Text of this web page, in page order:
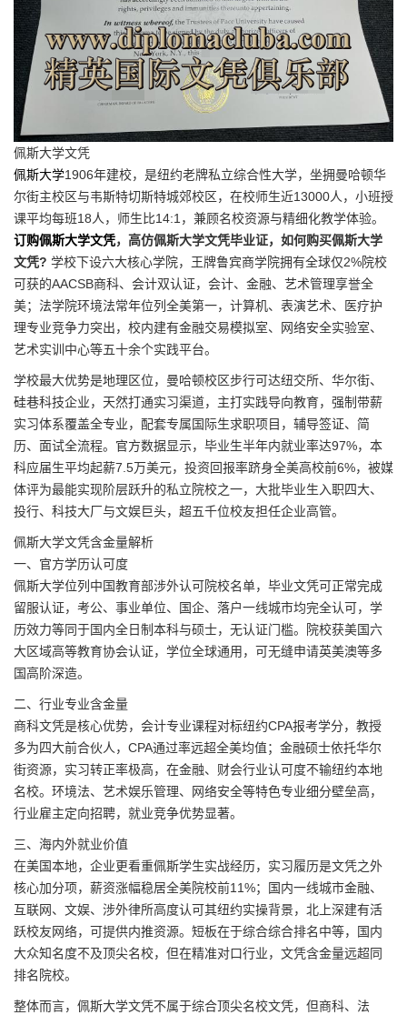
佩斯大学文凭
佩斯大学1906年建校，是纽约老牌私立综合性大学，坐拥曼哈顿华
尔街主校区与韦斯特切斯特城郊校区，在校师生近13000人，小班授
课平均每班18人，师生比14:1，兼顾名校资源与精细化教学体验。
订购佩斯大学文凭，高仿佩斯大学文凭毕业证，如何购买佩斯大学
文凭? 学校下设六大核心学院，王牌鲁宾商学院拥有全球仅2%院校
可获的AACSB商科、会计双认证，会计、金融、艺术管理享誉全
美；法学院环境法常年位列全美第一，计算机、表演艺术、医疗护
理专业竞争力突出，校内建有金融交易模拟室、网络安全实验室、
艺术实训中心等五十余个实践平台。
学校最大优势是地理区位，曼哈顿校区步行可达纽交所、华尔街、
硅巷科技企业，天然打通实习渠道，主打实践导向教育，强制带薪
实习体系覆盖全专业，配套专属国际生求职项目，辅导签证、简
历、面试全流程。官方数据显示，毕业生半年内就业率达97%，本
科应届生平均起薪7.5万美元，投资回报率跻身全美高校前6%，被媒
体评为最能实现阶层跃升的私立院校之一，大批毕业生入职四大、
投行、科技大厂与文娱巨头，超五千位校友担任企业高管。
佩斯大学文凭含金量解析
一、官方学历认可度
佩斯大学位列中国教育部涉外认可院校名单，毕业文凭可正常完成
留服认证，考公、事业单位、国企、落户一线城市均完全认可，学
历效力等同于国内全日制本科与硕士，无认证门槛。院校获美国六
大区域高等教育协会认证，学位全球通用，可无缝申请英美澳等多
国高阶深造。
二、行业专业含金量
商科文凭是核心优势，会计专业课程对标纽约CPA报考学分，教授
多为四大前合伙人，CPA通过率远超全美均值；金融硕士依托华尔
街资源，实习转正率极高，在金融、财会行业认可度不输纽约本地
名校。环境法、艺术娱乐管理、网络安全等特色专业细分壁垒高，
行业雇主定向招聘，就业竞争优势显著。
三、海内外就业价值
在美国本地，企业更看重佩斯学生实战经历，实习履历是文凭之外
核心加分项，薪资涨幅稳居全美院校前11%；国内一线城市金融、
互联网、文娱、涉外律所高度认可其纽约实操背景，北上深建有活
跃校友网络，可提供内推资源。短板在于综合综合排名中等，国内
大众知名度不及顶尖名校，但在精准对口行业，文凭含金量远超同
排名院校。
整体而言，佩斯大学文凭不属于综合顶尖名校文凭，但商科、法